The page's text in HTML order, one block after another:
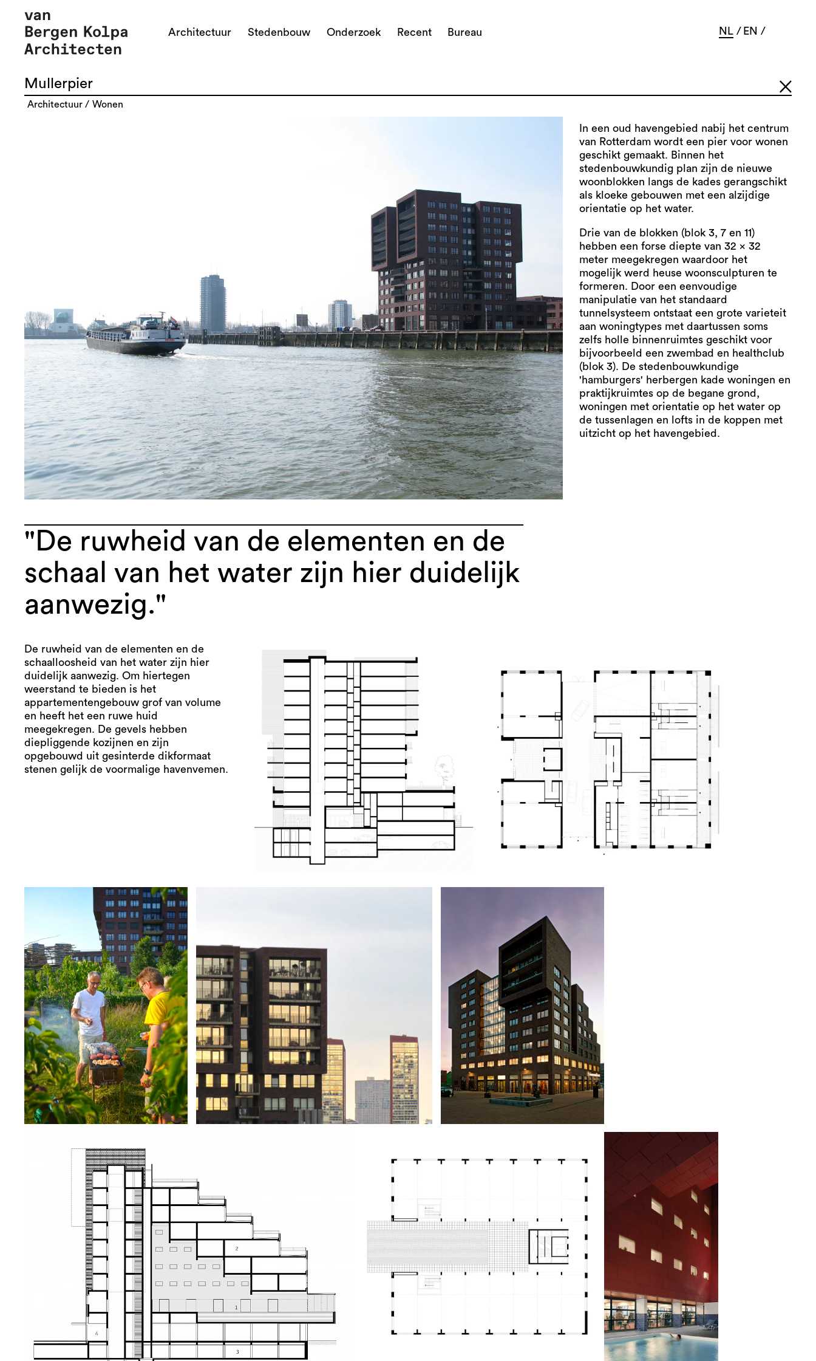
Architectuur Stedenbouw Onderzoek Recent Bureau NL EN
Mullerpier
architectuur wonen
In een oud havengebied nabij het centrum
van Rotterdam wordt een pier voor wonen
geschikt gemaakt. Binnen het
stedenbouwkundig plan zijn de nieuwe
woonblokken langs de kades gerangschikt
als kloeke gebouwen met een alzijdige
orientatie op het water.
Drie van de blokken (blok 3, 7 en 11)
hebben een forse diepte van 32 x 32
meter meegekregen waardoor het
mogelijk werd heuse woonsculpturen te
formeren. Door een eenvoudige
manipulatie van het standaard
tunnelsysteem ontstaat een grote varieteit
aan woningtypes met daartussen soms
zelfs holle binnenruimtes geschikt voor
bijvoorbeeld een zwembad en healthclub
(blok 3). De stedenbouwkundige
'hamburgers' herbergen kade woningen en
praktijkruimtes op de begane grond,
woningen met orientatie op het water op
de tussenlagen en lofts in de koppen met
uitzicht op het havengebied.
"De ruwheid van de elementen en de
schaal van het water zijn hier duidelijk
aanwezig."
De ruwheid van de elementen en de
schaalloosheid van het water zijn hier
duidelijk aanwezig. Om hiertegen
weerstand te bieden is het
appartementengebouw grof van volume
en heeft het een ruwe huid
meegekregen. De gevels hebben
diepliggende kozijnen en zijn
opgebouwd uit gesinterde dikformaat
stenen gelijk de voormalige havenvemen.